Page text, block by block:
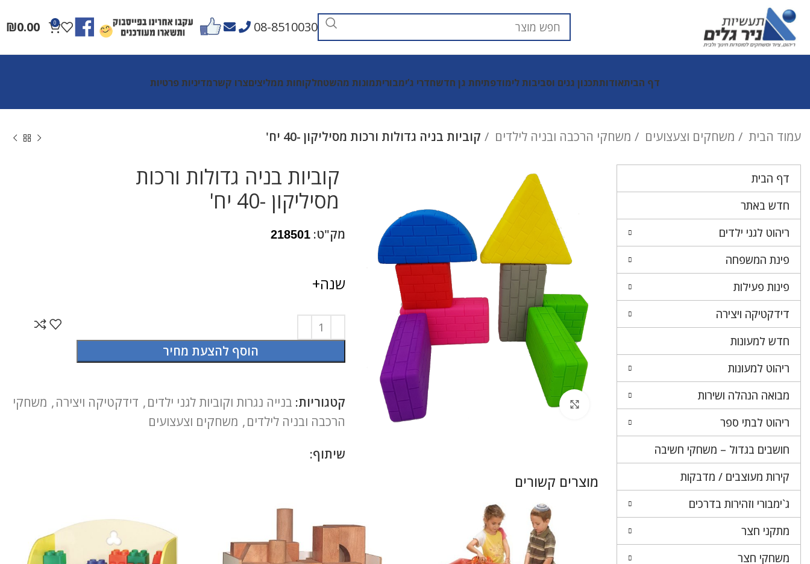
08-8510030
0
₪0.00
דף הביתאודותתכנון גנים וסביבות לימודפתיחת גן חדשחדרי ג’ימבוריתמונות מהשטחלקוחות ממליציםצרו קשרמדיניות פרטיות
עמוד הבית משחקים וצעצועים משחקי הרכבה ובניה לילדים קוביות בניה גדולות ורכות מסיליקון -40 יח'
דף הבית
חדש באתר
ריהוט לגני ילדים
פינת המשפחה
פינות פעילות
דידקטיקה ויצירה
חדש למעונות
ריהוט למעונות
מבואה הנהלה ושירות
ריהוט לבתי ספר
חושבים בגדול – משחקי חשיבה
קירות מעוצבים / מדבקות
ג`ימבורי וזהירות בדרכים
מתקני חצר
משחקי חצר
לחץ להגדלה
קוביות בניה גדולות ורכות
מסיליקון -40 יח'
מק"ט: 218501
שנה+
הוסף להצעת מחיר
קטגוריות: בנייה נגרות וקוביות לגני ילדים, דידקטיקה ויצירה, משחקי
הרכבה ובניה לילדים, משחקים וצעצועים
שיתוף:
מוצרים קשורים